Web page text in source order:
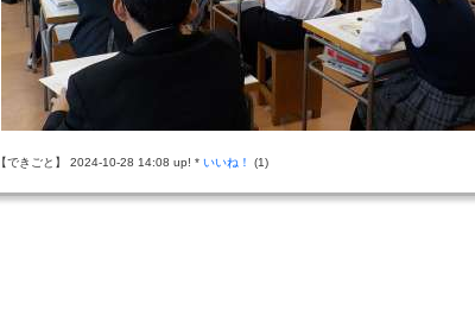
【できごと】 2024-10-28 14:08 up! * いいね！ (1)